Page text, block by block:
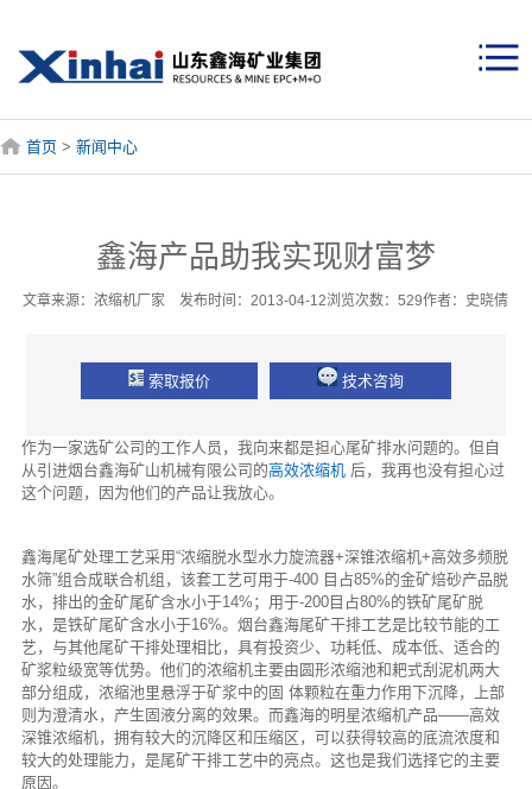
首页 > 新闻中心
鑫海产品助我实现财富梦
文章来源：浓缩机厂家 发布时间：2013-04-12浏览次数：529作者：史晓倩
索取报价 技术咨询
作为一家选矿公司的工作人员，我向来都是担心尾矿排水问题的。但自
从引进烟台鑫海矿山机械有限公司的高效浓缩机 后，我再也没有担心过
这个问题，因为他们的产品让我放心。
鑫海尾矿处理工艺采用“浓缩脱水型水力旋流器+深锥浓缩机+高效多频脱
水筛”组合成联合机组，该套工艺可用于-400 目占85%的金矿焙砂产品脱
水，排出的金矿尾矿含水小于14%；用于-200目占80%的铁矿尾矿脱
水，是铁矿尾矿含水小于16%。烟台鑫海尾矿干排工艺是比较节能的工
艺，与其他尾矿干排处理相比，具有投资少、功耗低、成本低、适合的
矿浆粒级宽等优势。他们的浓缩机主要由圆形浓缩池和耙式刮泥机两大
部分组成，浓缩池里悬浮于矿浆中的固 体颗粒在重力作用下沉降，上部
则为澄清水，产生固液分离的效果。而鑫海的明星浓缩机产品——高效
深锥浓缩机，拥有较大的沉降区和压缩区，可以获得较高的底流浓度和
较大的处理能力，是尾矿干排工艺中的亮点。这也是我们选择它的主要
原因。